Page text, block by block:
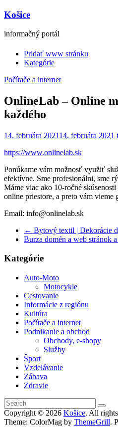
Košice
informačný portál
Pridať www stránku
Kategórie
Počítače a internet
OnlineLab – Online
každého
14. februára 202114. februára 2021
https://www.onlinelab.sk
Ponúkame vám možnosť využiť
efektívne. Sme profesionálni, sme
Máme viac ako 10-ročné
online priestore, a preto vám vieme
Email: info@onlinelab.sk
← Bytový textil | Dekorácie
Burza domén a web stránok
Kategórie
Auto-Moto
Motocykle
Cestovanie
Informácie z regiónu
Kultúra
Počítače a internet
Podnikanie a obchod
Obchody, e-shopy
Služby
Šport
Vzdelávanie
Zábava
Zdravie
Copyright © 2026 Košice. All
Theme: ColorMag by ThemeGrill.